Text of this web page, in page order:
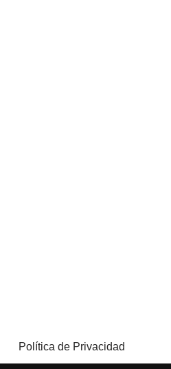
Política de Privacidad